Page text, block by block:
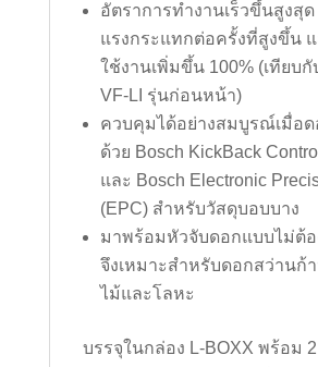
อัตราการทำงานเร็วขึ้นสูงสุด
แรงกระแทกต่อครั้งที่สูงขึ้น
ใช้งานเพิ่มขึ้น 100% (เทียบกั
VF-LI รุ่นก่อนหน้า)
ควบคุมได้อย่างสมบูรณ์เมื่อ
ด้วย Bosch KickBack
และ Bosch Electronic
(EPC) สำหรับวัสดุบอบบาง
มาพร้อมหัวจับดอกแบบไม่ต้อ
จึงเหมาะสำหรับดอกสว่านก้
ไม้และโลหะ
บรรจุในกล่อง L-BOXX พร้อม